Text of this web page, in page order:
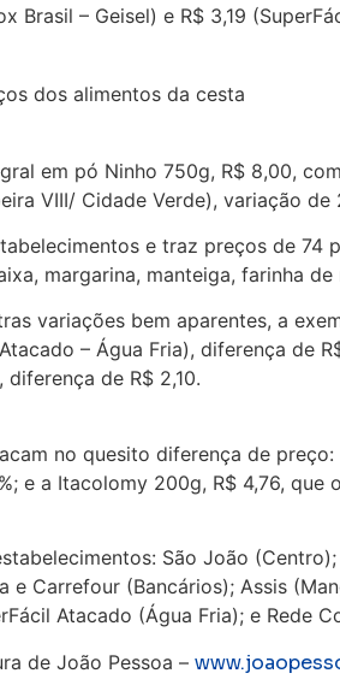
Brasil – Geisel) e R$ 3,19
em pó Ninho 750g, R$ 8,00,
VIII/ Cidade Verde), variação de
e traz preços de
margarina, manteiga, farinha
variações bem aparentes, a
– Água Fria), diferença de
de R$ 2,10.
no quesito diferença de
e a Itacolomy 200g, R$ 4,76,
São João
Carrefour (Bancários); Assis
Atacado (Água Fria); e Rede
de João Pessoa –